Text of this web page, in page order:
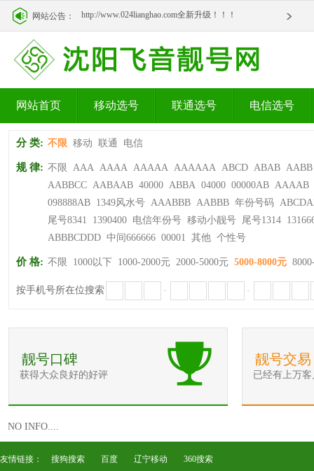
网站公告： http://www.024lianghao.com全新升级！！！
网站首页 移动选号 联通选号 电信选号
分 类: 不限 移动 联通 电信
规 律: 不限 AAA AAAA AAAAA AAAAAA ABCD ABAB AABB
AABBCC AABAAB 40000 ABBA 04000 00000AB AAAAB
098888AB 1349风水号 AAABBB AABBB 年份号码
尾号8341
1390400 电信年份号 移动小靓号 尾号1314
ABBBCDDD 中间666666 00001 其他 个性号
价 格: 不限 1000以下 1000-2000元 2000-5000元 5000-8000元
按手机号所在位搜索 - -
靓号口碑
获得大众良好的好评
靓号交易
已经有上万
NO INFO....
友情链接： 搜狗搜索 百度 辽宁移动 360搜索